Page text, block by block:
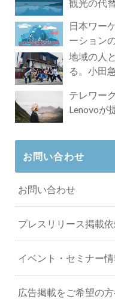
観光の代
日本ワー
ーション
地域の人
る。小田
テレワー
Lenovoが
お問い合わせ
お問い合わせ
プレスリリース掲載
イベント・セミナー
広告掲載をご希望の